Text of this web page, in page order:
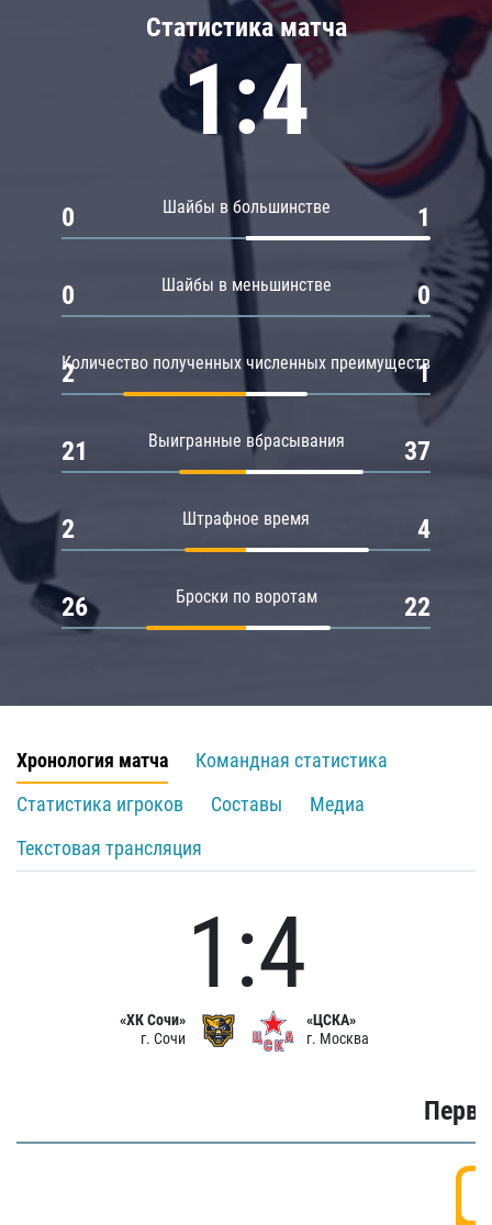
Статистика матча
1:4
Шайбы в большинстве
0 1
Шайбы в меньшинстве
0 0
Количество полученных численных преимуществ
2 1
Выигранные вбрасывания
21 37
Штрафное время
2 4
Броски по воротам
26 22
Хронология матча
Командная статистика
Статистика игроков
Составы
Медиа
Текстовая трансляция
«ХК Сочи»
г. Сочи
1:4
«ЦСКА»
г. Москва